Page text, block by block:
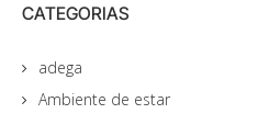
CATEGORIAS
adega
Ambiente de estar